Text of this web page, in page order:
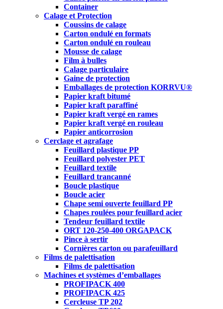
Container
Calage et Protection
Coussins de calage
Carton ondulé en formats
Carton ondulé en rouleau
Mousse de calage
Film à bulles
Calage particulaire
Gaine de protection
Emballages de protection KORRVU®
Papier kraft bitumé
Papier kraft paraffiné
Papier kraft vergé en rames
Papier kraft vergé en rouleau
Papier anticorrosion
Cerclage et agrafage
Feuillard plastique PP
Feuillard polyester PET
Feuillard textile
Feuillard trancanné
Boucle plastique
Boucle acier
Chape semi ouverte feuillard PP
Chapes roulées pour feuillard acier
Tendeur feuillard textile
ORT 120-250-400 ORGAPACK
Pince à sertir
Cornières carton ou parafeuillard
Films de palettisation
Films de palettisation
Machines et systèmes d’emballages
PROFIPACK 400
PROFIPACK 425
Cercleuse TP 202